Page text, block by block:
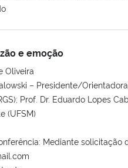
e emoção
Oliveira
– Presidente/Orientadora
Prof. Dr. Eduardo Lopes
(UFSM)
Mediante solicitação